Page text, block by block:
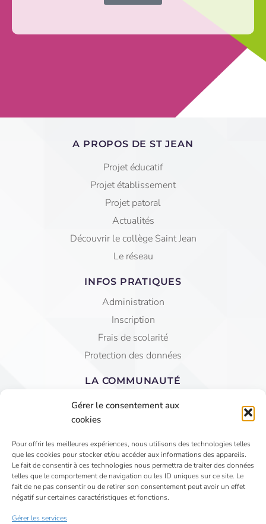
Gérer le consentement aux
cookies
Pour offrir les meilleures expériences, nous utilisons des technologies telles
que les cookies pour stocker et/ou accéder aux informations des appareils.
Le fait de consentir à ces technologies nous permettra de traiter des données
telles que le comportement de navigation ou les ID uniques sur ce site. Le
fait de ne pas consentir ou de retirer son consentement peut avoir un effet
négatif sur certaines caractéristiques et fonctions.
Gérer les services
A PROPOS DE ST JEAN
Projet éducatif
Projet établissement
Projet patoral
Actualités
Découvrir le collège Saint Jean
Le réseau
INFOS PRATIQUES
Administration
Inscription
Frais de scolarité
Protection des données
LA COMMUNAUTÉ
Equipe éducative
AGEC Saint Jean
4 Rue du Faubourg St Jean - VIHIERS 49310 LYS
HAUT LAYON
02 41 75 81 15